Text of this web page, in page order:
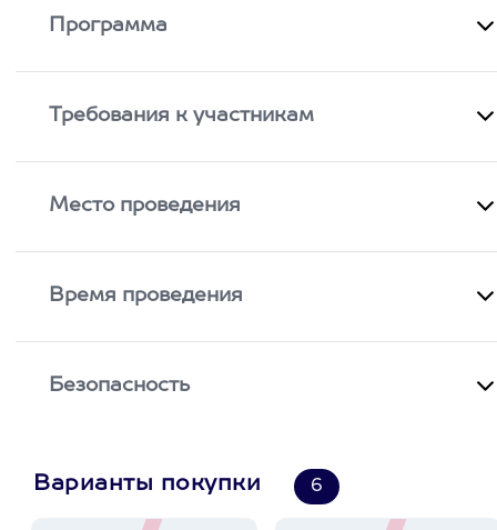
Программа
Требования к участникам
Место проведения
Время проведения
Безопасность
Варианты покупки 6